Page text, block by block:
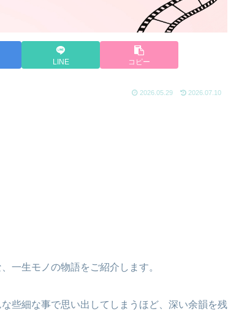
LINE コピー
2026.05.29 2026.07.10
一生モノの物語をご紹介します。
些細な事で思い出してしまうほど、深い余韻を残